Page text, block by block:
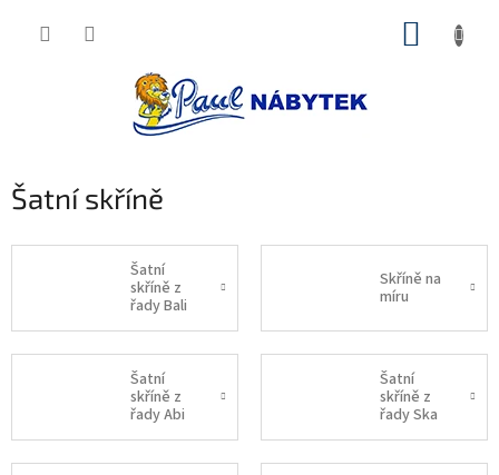
Šatní skříně
Šatní
skříně z
řady Bali
Skříně na
míru
Šatní
skříně z
řady Abi
Šatní
skříně z
řady Ska